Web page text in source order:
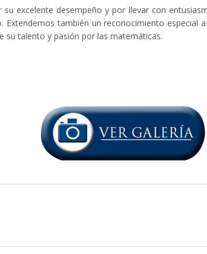
su excelente desempeño y por llevar con
Extendemos también un reconocimiento especial
su talento y pasión por las matemáticas.